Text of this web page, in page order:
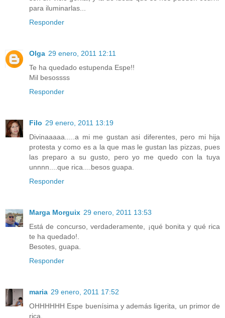
para iluminarlas...
Responder
Olga 29 enero, 2011 12:11
Te ha quedado estupenda Espe!!
Mil besossss
Responder
Filo 29 enero, 2011 13:19
Divinaaaaa.....a mi me gustan asi diferentes, pero mi hija
protesta y como es a la que mas le gustan las pizzas, pues
las preparo a su gusto, pero yo me quedo con la tuya
unnnn....que rica....besos guapa.
Responder
Marga Morguix 29 enero, 2011 13:53
Está de concurso, verdaderamente, ¡qué bonita y qué rica
te ha quedado!.
Besotes, guapa.
Responder
maria 29 enero, 2011 17:52
OHHHHHH Espe buenísima y además ligerita, un primor de
rica.